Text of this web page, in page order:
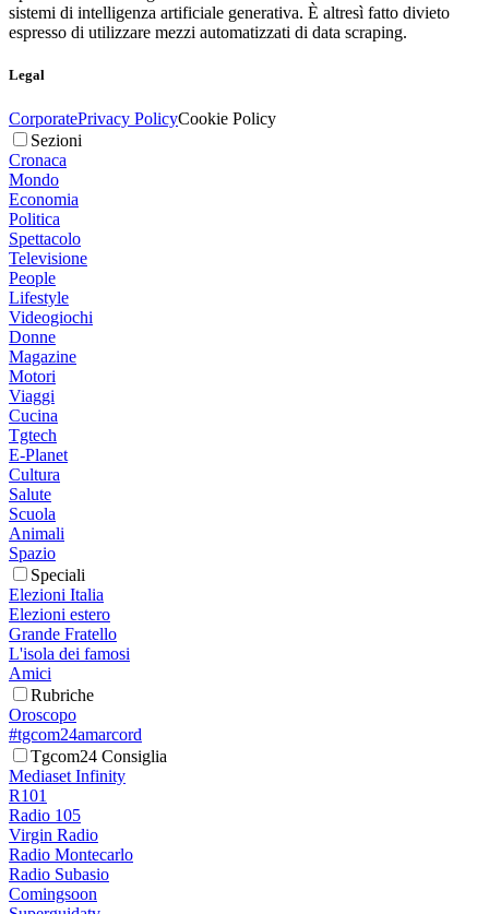
sistemi di intelligenza artificiale generativa. È altresì fatto divieto
espresso di utilizzare mezzi automatizzati di data scraping.
Legal
CorporatePrivacy PolicyCookie Policy
Sezioni
Cronaca
Mondo
Economia
Politica
Spettacolo
Televisione
People
Lifestyle
Videogiochi
Donne
Magazine
Motori
Viaggi
Cucina
Tgtech
E-Planet
Cultura
Salute
Scuola
Animali
Spazio
Speciali
Elezioni Italia
Elezioni estero
Grande Fratello
L'isola dei famosi
Amici
Rubriche
Oroscopo
#tgcom24amarcord
Tgcom24 Consiglia
Mediaset Infinity
R101
Radio 105
Virgin Radio
Radio Montecarlo
Radio Subasio
Comingsoon